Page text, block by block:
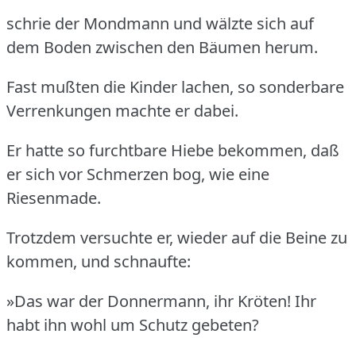
schrie der Mondmann und wälzte sich auf
dem Boden zwischen den Bäumen herum.
Fast mußten die Kinder lachen, so sonderbare
Verrenkungen machte er dabei.
Er hatte so furchtbare Hiebe bekommen, daß
er sich vor Schmerzen bog, wie eine
Riesenmade.
Trotzdem versuchte er, wieder auf die Beine zu
kommen, und schnaufte:
»Das war der Donnermann, ihr Kröten! Ihr
habt ihn wohl um Schutz gebeten?